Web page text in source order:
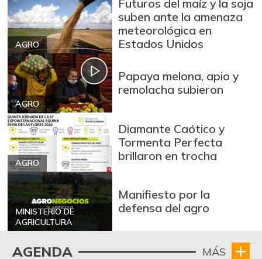
08/01/2026
$ 5.540,00
+2,59%
Mandarina
arrayana
08/24/2024
$ 1.660,00
Mandarina común
08/01/2026
$ 2.000,00
Mango Tommy
08/01/2026
$ 5.300,00
+7,44%
Mango de azúcar
06/04/2016
Manzana
08/01/2026
$ 9.125,00
Manzana roja $ 8.750,00
AGRO
Futuros del maíz y la soja
suben ante la amenaza
meteorológica en
Estados Unidos
AGRO
Papaya melona, apio y
remolacha subieron
AGRO
Diamante Caótico y
Tormenta Perfecta
brillaron en trocha
MINISTERIO DE
AGRICULTURA
Manifiesto por la
defensa del agro
AGENDA MÁS